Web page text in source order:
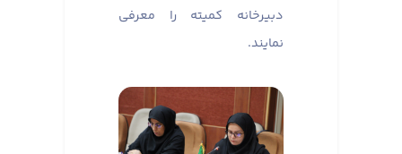
دبیرخانه کمیته را معرفی
نمایند.